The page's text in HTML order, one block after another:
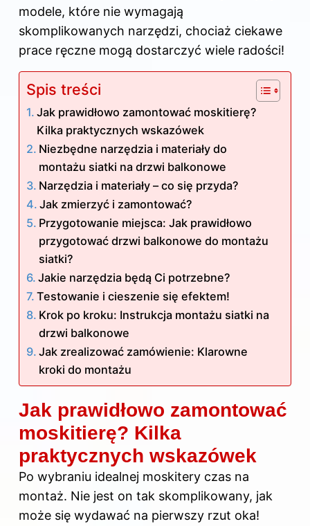
modele, które nie wymagają
skomplikowanych narzędzi, chociaż ciekawe
prace ręczne mogą dostarczyć wiele radości!
Spis treści
Jak prawidłowo zamontować moskitierę?
Kilka praktycznych wskazówek
Niezbędne narzędzia i materiały do
montażu siatki na drzwi balkonowe
Narzędzia i materiały – co się przyda?
Jak zmierzyć i zamontować?
Przygotowanie miejsca: Jak prawidłowo
przygotować drzwi balkonowe do montażu
siatki?
Jakie narzędzia będą Ci potrzebne?
Testowanie i cieszenie się efektem!
Krok po kroku: Instrukcja montażu siatki na
drzwi balkonowe
Jak zrealizować zamówienie: Klarowne
kroki do montażu
Jak prawidłowo zamontować
moskitierę? Kilka
praktycznych wskazówek
Po wybraniu idealnej moskitery czas na
montaż. Nie jest on tak skomplikowany, jak
może się wydawać na pierwszy rzut oka!